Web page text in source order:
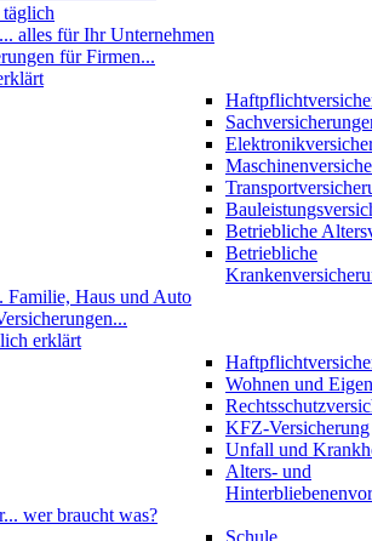
täglich
... alles für Ihr Unternehmen
für Firmen...
Betriebliche
Betriebliche
Familie, Haus und Auto
...
erklärt
Wohnen und
KFZ-Versicherung
Unfall und
Alters- und
... wer braucht was?
Schule